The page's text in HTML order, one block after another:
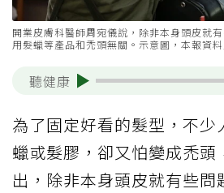
開業皮膚科醫師周宛儀說，除非本身頭皮就
用髮蠟等產品和禿頭無關。示意圖，本報資料
聽健康
為了固定好看的髮型，不少
蠟或髮膠，卻又怕變成禿頭
出，除非本身頭皮就有些問